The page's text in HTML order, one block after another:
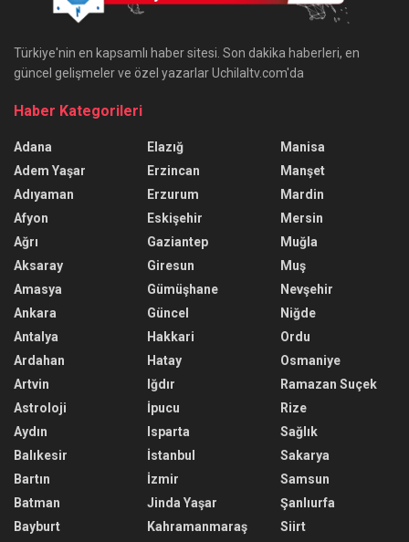
Türkiye'nin en kapsamlı haber sitesi. Son dakika haberleri, en
güncel gelişmeler ve özel yazarlar Uchilaltv.com'da
Haber Kategorileri
Adana
Adem Yaşar
Adıyaman
Afyon
Ağrı
Aksaray
Amasya
Ankara
Antalya
Ardahan
Artvin
Astroloji
Aydın
Balıkesir
Bartın
Batman
Bayburt
Elazığ
Erzincan
Erzurum
Eskişehir
Gaziantep
Giresun
Gümüşhane
Güncel
Hakkari
Hatay
Iğdır
İpucu
Isparta
İstanbul
İzmir
Jinda Yaşar
Kahramanmaraş
Manisa
Manşet
Mardin
Mersin
Muğla
Muş
Nevşehir
Niğde
Ordu
Osmaniye
Ramazan Suçek
Rize
Sağlık
Sakarya
Samsun
Şanlıurfa
Siirt